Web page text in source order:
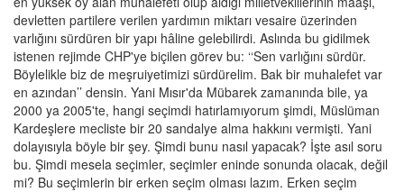
devletten partilere verilen yardımın miktarı vesaire üzerinden
varlığını sürdüren bir yapı hâline gelebilirdi. Aslında bu gidilmek
istenen rejimde CHP'ye biçilen görev bu: ‘‘Sen varlığını sürdür.
Böylelikle biz de meşruiyetimizi sürdürelim. Bak bir muhalefet var
en azından’’ densin. Yani Mısır'da Mübarek zamanında bile, ya
2000 ya 2005'te, hangi seçimdi hatırlamıyorum şimdi, Müslüman
Kardeşlere mecliste bir 20 sandalye alma hakkını vermişti. Yani
dolayısıyla böyle bir şey. Şimdi bunu nasıl yapacak? İşte asıl soru
bu. Şimdi mesela seçimler, seçimler eninde sonunda olacak, değil
mi? Bu seçimlerin bir erken seçim olması lazım. Erken seçim